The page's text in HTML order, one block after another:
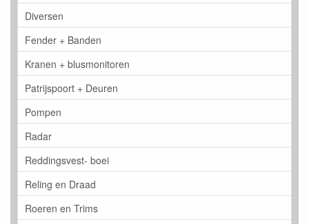
Diversen
Fender + Banden
Kranen + blusmonitoren
Patrijspoort + Deuren
Pompen
Radar
Reddingsvest- boei
Reling en Draad
Roeren en Trims